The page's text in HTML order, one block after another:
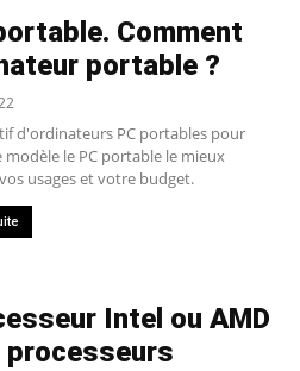
Comment
portable ?
d'ordinateurs PC portables pour
le PC portable le mieux
usages et votre budget.
Intel ou AMD